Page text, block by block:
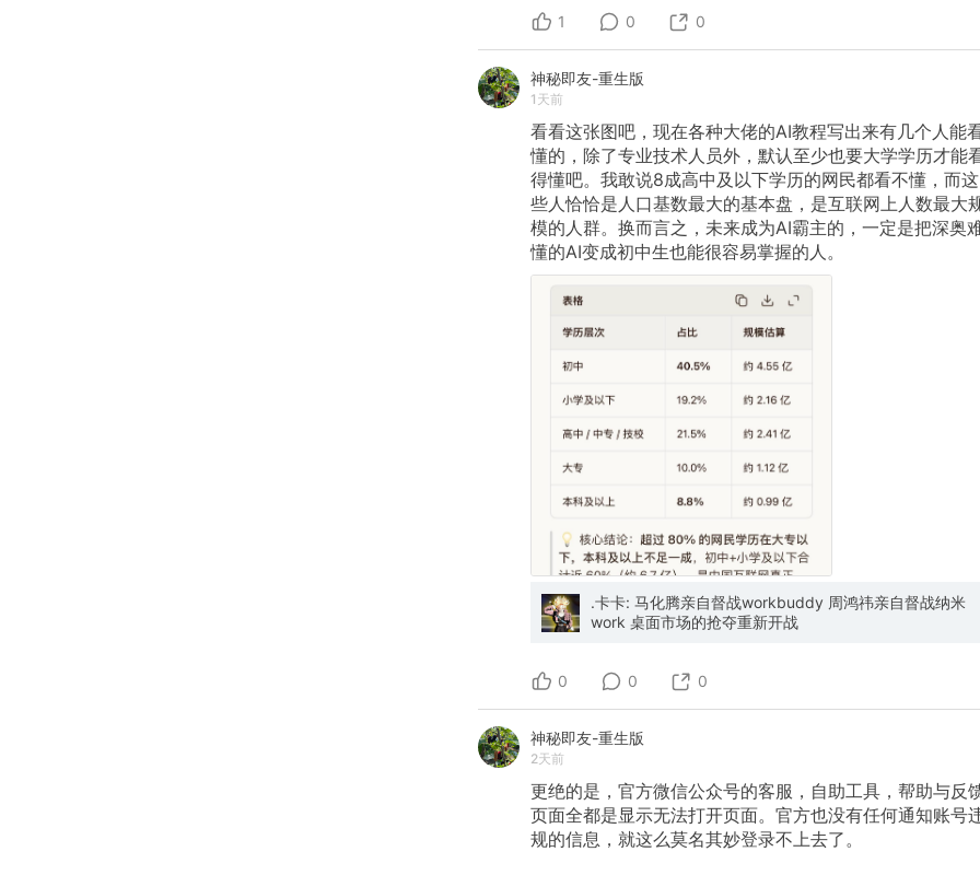
能力，你必须依附外界，依附一段关系。 我一个人开开心
吧。”“努力工作也是因为内心空虚吧。”“没有小孩的话一天
“你这样不够好，你不应该满足，你不幸福。” 聚众生活的
人会想办法把更多人拉进自己的圈子来证明自己是正确
的，合群的人追求的不是快乐，是被一个群体融入，仅此
而已。 独立的人，选择远离人群的人，追求的则是忠于自
己内心的感受。
1 0 0
神秘即友-重生版
1天前
看看这张图吧，现在各种大佬的AI教程写出来有几个人能
懂的，除了专业技术人员外，默认至少也要大学学历才能
得懂吧。我敢说8成高中及以下学历的网民都看不懂，而这
些人恰恰是人口基数最大的基本盘，是互联网上人数最大
模的人群。换而言之，未来成为AI霸主的，一定是把深奥
懂的AI变成初中生也能很容易掌握的人。
.卡卡: 马化腾亲自督战workbuddy 周鸿祎亲自督战纳米
work 桌面市场的抢夺重新开战
0 0 0
神秘即友-重生版
2天前
更绝的是，官方微信公众号的客服，自助工具，帮助与反
页面全都是显示无法打开页面。官方也没有任何通知账号
规的信息，就这么莫名其妙登录不上去了。